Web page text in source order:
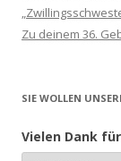
Zu deinem 36.
SIE WOLLEN
Vielen Dank